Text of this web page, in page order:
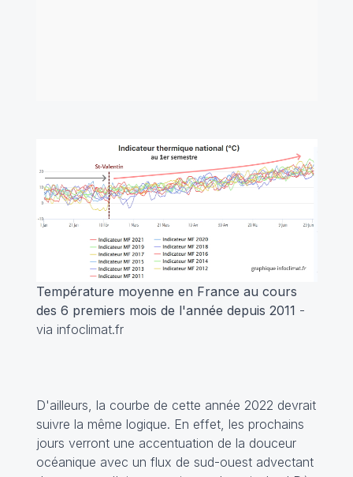
Température moyenne en France au cours
des 6 premiers mois de l'année depuis 2011 -
via infoclimat.fr
D'ailleurs, la courbe de cette année 2022 devrait
suivre la même logique. En effet, les prochains
jours verront une accentuation de la douceur
océanique avec un flux de sud-ouest advectant